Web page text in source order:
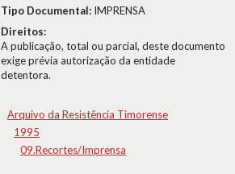
Tipo Documental: IMPRENSA
Direitos:
A publicação, total ou parcial, deste documento
exige prévia autorização da entidade
detentora.
Arquivo da Resistência Timorense
1995
09.Recortes/Imprensa